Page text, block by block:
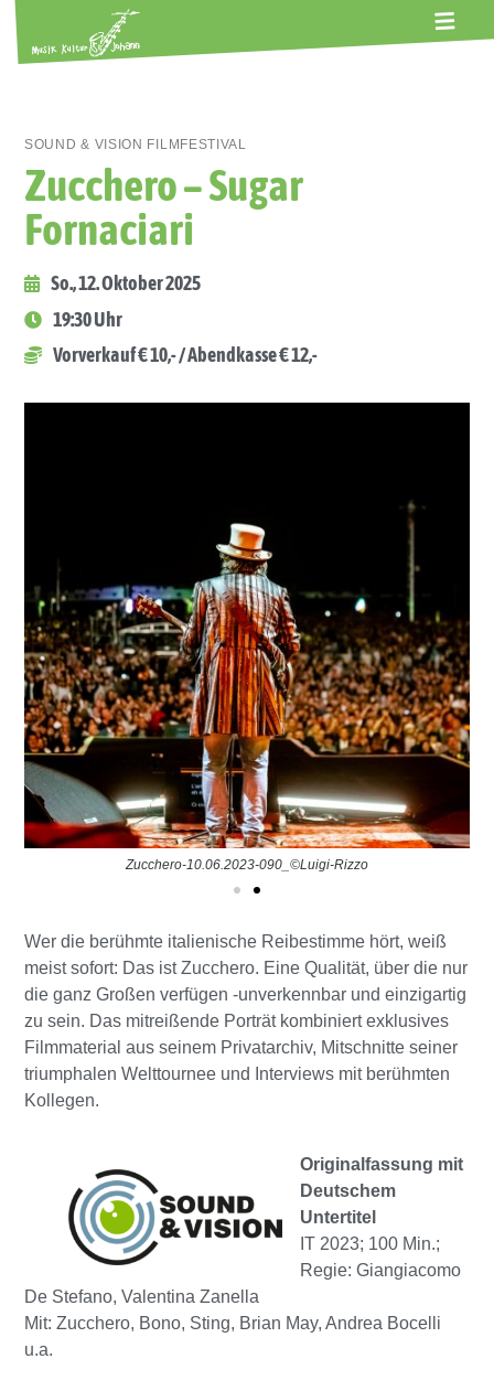
SOUND & VISION FILMFESTIVAL
Zucchero – Sugar
Fornaciari
So., 12. Oktober 2025
19:30 Uhr
Vorverkauf € 10,- / Abendkasse € 12,-
Zucchero-10.06.2023-090_©Luigi-Rizzo
Wer die berühmte italienische Reibestimme hört, weiß
meist sofort: Das ist Zucchero. Eine Qualität, über die nur
die ganz Großen verfügen -unverkennbar und einzigartig
zu sein. Das mitreißende Porträt kombiniert exklusives
Filmmaterial aus seinem Privatarchiv, Mitschnitte seiner
triumphalen Welttournee und Interviews mit berühmten
Kollegen.
Originalfassung mit
Deutschem
Untertitel
IT 2023; 100 Min.;
Regie: Giangiacomo
De Stefano, Valentina Zanella
Mit: Zucchero, Bono, Sting, Brian May, Andrea Bocelli
u.a.